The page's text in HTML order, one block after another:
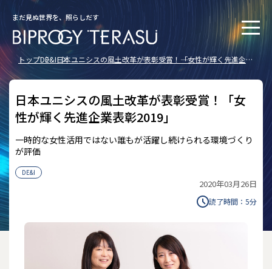
まだ見ぬ世界を、照らしだす
トップDE&I日本ユニシスの風土改革が表彰受賞！――「女性が輝く先進企業
表彰2019」
日本ユニシスの風土改革が表彰受賞！――「女
性が輝く先進企業表彰2019」
一時的な女性活用ではない誰もが活躍し続けられる環境づくり
が評価
DE&I
2020年03月26日
読了時間： 5分